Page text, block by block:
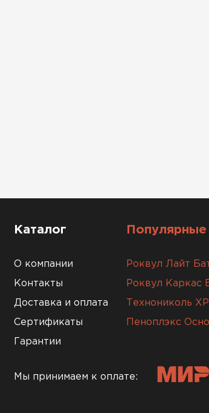
Каталог
О компании
Контакты
Доставка и оплата
Сертификаты
Гарантии
Популярные
Роквул Лайт
Роквул Каркас
Технониколь
Пеноплэкс
Мы принимаем к оплате: